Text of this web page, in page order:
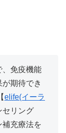
、免疫機能
期待でき
elife(イーラ
セリング
補充療法を